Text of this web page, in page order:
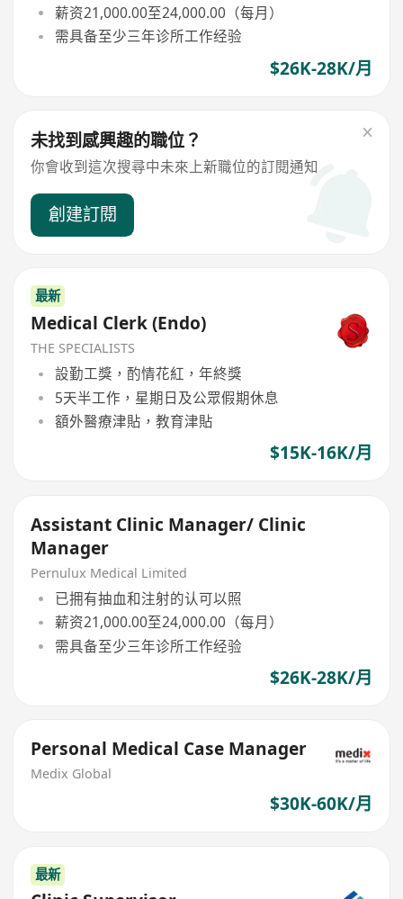
薪资21,000.00至24,000.00（每月）
需具备至少三年诊所工作经验
$26K-28K/月
未找到感興趣的職位？
你會收到這次搜尋中未來上新職位的訂閱通知
創建訂閱
最新
Medical Clerk (Endo)
THE SPECIALISTS
設勤工獎，酌情花紅，年終獎
5天半工作，星期日及公眾假期休息
額外醫療津貼，教育津貼
$15K-16K/月
Assistant Clinic Manager/ Clinic
Manager
Pernulux Medical Limited
已拥有抽血和注射的认可以照
薪资21,000.00至24,000.00（每月）
需具备至少三年诊所工作经验
$26K-28K/月
Personal Medical Case Manager
Medix Global
$30K-60K/月
最新